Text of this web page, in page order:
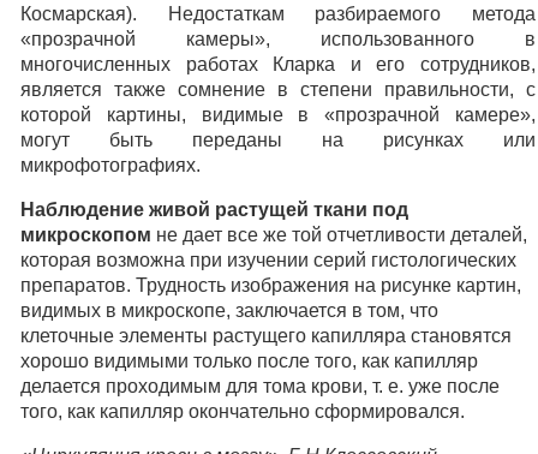
Космарская). Недостаткам разбираемого метода
«прозрачной камеры», использованного в
многочисленных работах Кларка и его сотрудников,
является также сомнение в степени правильности, с
которой картины, видимые в «прозрачной камере»,
могут быть переданы на рисунках или
микрофотографиях.
Наблюдение живой растущей ткани под
микроскопом не дает все же той отчетливости деталей,
которая возможна при изучении серий гистологических
препаратов. Трудность изображения на рисунке картин,
видимых в микроскопе, заключается в том, что
клеточные элементы растущего капилляра становятся
хорошо видимыми только после того, как капилляр
делается проходимым для тома крови, т. е. уже после
того, как капилляр окончательно сформировался.